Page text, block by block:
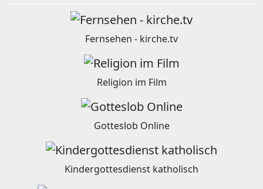
Fernsehen - kirche.tv
Religion im Film
Gotteslob Online
Kindergottesdienst katholisch